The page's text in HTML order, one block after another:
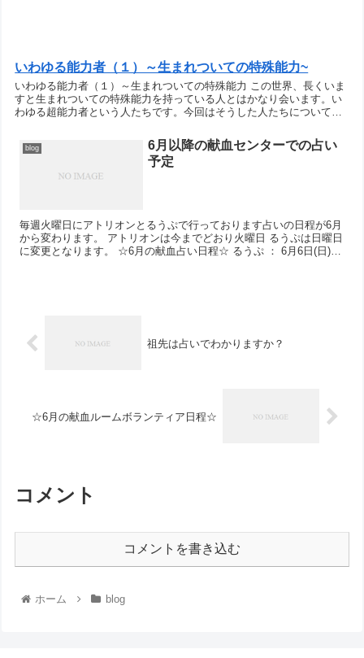
いわゆる能力者（１）～生まれついての特殊能力~
いわゆる能力者（１）～生まれついての特殊能力 この世界、長くいま
すと生まれついての特殊能力を持っている人とはかなり会います。い
わゆる超能力者という人たちです。今回はそうした人たちについて少
blog
6月以降の献血センターでの占い
予定
毎週火曜日にアトリオンとるうぷで行っております占いの日程が6月
から変わります。 アトリオンは今までどおり火曜日 るうぷは日曜日
に変更となります。 ☆6月の献血占い日程☆ るうぷ ： 6月6日(日)、
祖先は占いでわかりますか？
☆6月の献血ルームボランティア日程☆
コメント
コメントを書き込む
ホーム blog